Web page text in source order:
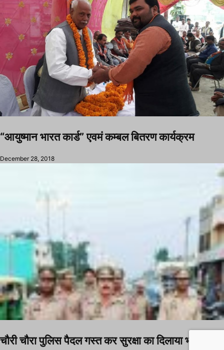
“आयुष्मान भारत कार्ड” एवमं कम्बल बितरण कार्यक्रम
December 28, 2018
चौरी चौरा पुलिस पैदल गस्त कर सुरक्षा का दिलाया भरोसा